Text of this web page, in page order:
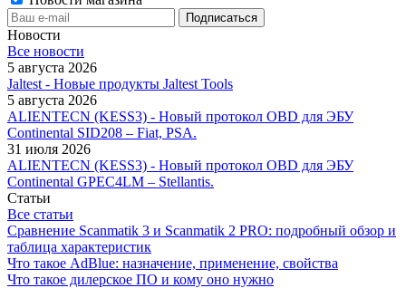
Новости
Все новости
5 августа 2026
Jaltest - Новые продукты Jaltest Tools
5 августа 2026
ALIENTECN (KESS3) - Новый протокол OBD для ЭБУ
Continental SID208 – Fiat, PSA.
31 июля 2026
ALIENTECN (KESS3) - Новый протокол OBD для ЭБУ
Continental GPEC4LM – Stellantis.
Статьи
Все статьи
Сравнение Scanmatik 3 и Scanmatik 2 PRO: подробный обзор и
таблица характеристик
Что такое AdBlue: назначение, применение, свойства
Что такое дилерское ПО и кому оно нужно